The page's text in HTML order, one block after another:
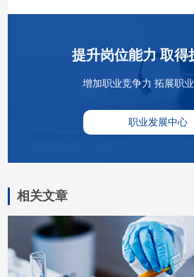
提升岗位能力 取得
增加职业竞争力 拓展职
职业发展中心
相关文章